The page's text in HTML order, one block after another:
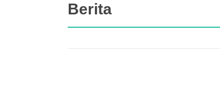
Berita